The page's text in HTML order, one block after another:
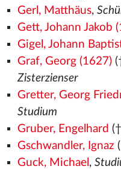
Gerl, Matthäus,
Gett, Johann Jakob
Gigel, Johann
Graf, Georg (1627)
Zisterzienser
Gretter, Georg
Studium
Gruber, Engelhard
Gschwandler, Ignaz
Guck, Michael ,